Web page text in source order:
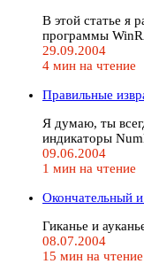
В этой статье я
программы
29.09.2004
4 мин на чтение
Правильные
Я думаю, ты
индикаторы
09.06.2004
1 мин на чтение
Окончательный
Гиканье и
08.07.2004
15 мин на чтение